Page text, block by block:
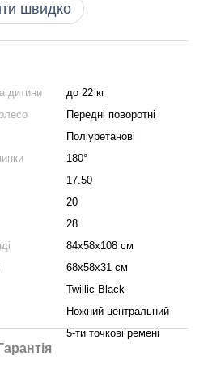
швидко
дитини
до 22 кг
Передні поворотні
Поліуретанові
180°
17.50
20
28
84х58х108 см
68х58х31 см
Twillic Black
Ножний центральний
5-ти точкові ремені
Гарантія